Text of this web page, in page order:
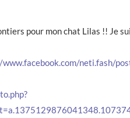
pour mon chat Lilas !! Je
neti.fash/